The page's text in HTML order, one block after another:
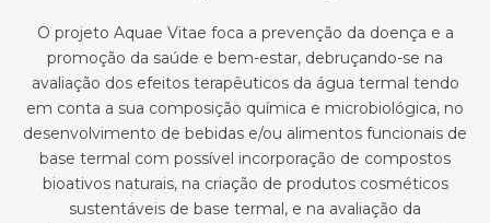
O projeto Aquae Vitae foca a prevenção da doença e a
promoção da saúde e bem-estar, debruçando-se na
avaliação dos efeitos terapêuticos da água termal tendo
em conta a sua composição química e microbiológica, no
desenvolvimento de bebidas e/ou alimentos funcionais de
base termal com possível incorporação de compostos
bioativos naturais, na criação de produtos cosméticos
sustentáveis de base termal, e na avaliação da